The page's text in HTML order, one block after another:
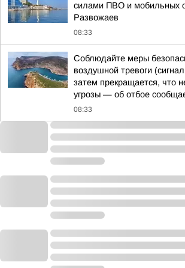
силами ПВО и мобильных
Развожаев
08:33
Соблюдайте меры
воздушной тревоги
затем прекращается, что
угрозы — об отбое
08:33